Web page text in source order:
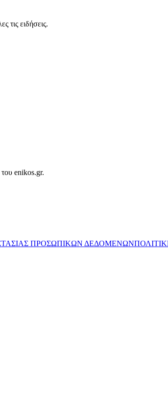
τις ειδήσεις.
enikos.gr.
ΠΡΟΣΩΠΙΚΩΝ ΔΕΔΟΜΕΝΩΝ